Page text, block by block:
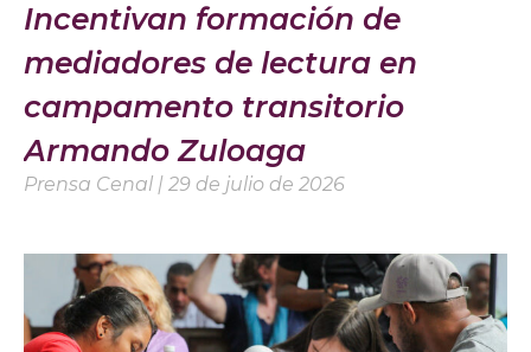
Incentivan formación de
mediadores de lectura en
campamento transitorio
Armando Zuloaga
Prensa Cenal 29 de julio de 2026